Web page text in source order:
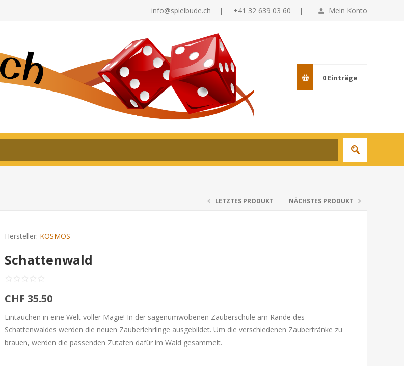
Mein Konto
info@spielbude.ch | +41 32 639 03 60 |
0 Einträge
LETZTES PRODUKT NÄCHSTES PRODUKT
Hersteller: KOSMOS
Schattenwald
CHF 35.50
Eintauchen in eine Welt voller Magie! In der sagenumwobenen Zauberschule am Rande des
Schattenwaldes werden die neuen Zauberlehrlinge ausgebildet. Um die verschiedenen Zaubertränke zu
brauen, werden die passenden Zutaten dafür im Wald gesammelt.